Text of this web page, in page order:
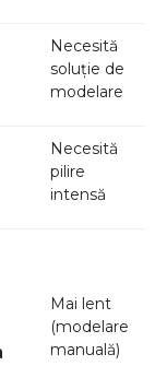
Necesită
soluție de
modelare
Necesită
pilire
intensă
Mai lent
(modelare
manuală)